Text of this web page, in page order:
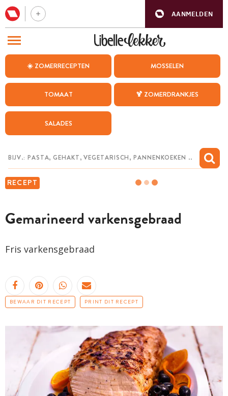
AANMELDEN
☀️ ZOMERRECEPTEN MOSSELEN
TOMAAT 🍹 ZOMERDRANKJES
SALADES
RECEPT
Gemarineerd varkensgebraad
Fris varkensgebraad
BEWAAR DIT RECEPT PRINT DIT RECEPT
BEZOEK ONZE ANDERE WEBSITES
WEEKMENU
CHAT MET MAIA
MIJN BEWAARDE RECEPTEN